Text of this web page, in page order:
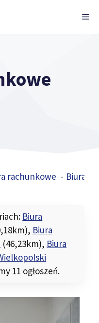
rachunkowe Biura
Biura
, Biura
(46,23km), Biura
11 ogłoszeń.